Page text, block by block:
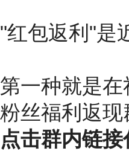
"红包返利"是
第一种就是
粉丝福利返
点击群内链接